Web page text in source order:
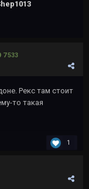
7 533
Рекс там стоит
то такая
1